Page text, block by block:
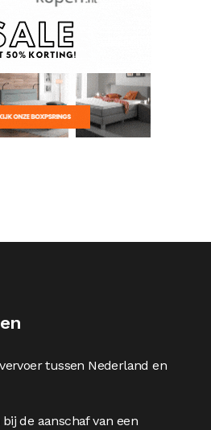
tussen Nederland en
de aanschaf van een